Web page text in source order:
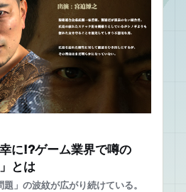
に!?ゲーム業界で噂の
とは
」の波紋が広がり続けている。